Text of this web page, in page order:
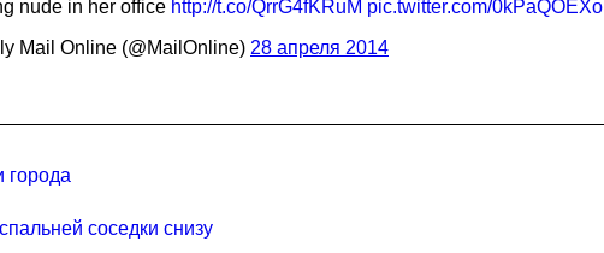
nude in her office http://t.co/QrrG4fKRuM pic.twitter.com/0kPaQOEXoI
Mail Online (@MailOnline) 28 апреля 2014
города
соседки снизу